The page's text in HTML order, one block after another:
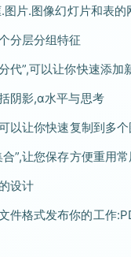
片.图像幻灯片和表的
分层分组特征
代”,可以让你快速添加
阴影,α水平与思考
以让你快速复制到多
”,让您保存方便重用
设计
件格式发布你的工作